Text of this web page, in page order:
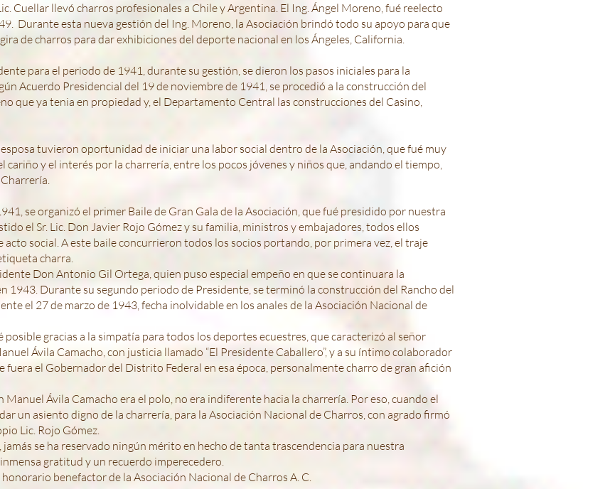
Cuellar llevó charros profesionales a Chile y Argentina. El Ing. Ángel Moreno, fué reelecto
Durante esta nueva gestión del Ing. Moreno, la Asociación brindó todo su apoyo para que
de charros para dar exhibiciones del deporte nacional en los Ángeles, California.
para el periodo de 1941, durante su gestión, se dieron los pasos iniciales para la
Acuerdo Presidencial del 19 de noviembre de 1941, se procedió a la construcción del
que ya tenia en propiedad y, el Departamento Central las construcciones del Casino,
tuvieron oportunidad de iniciar una labor social dentro de la Asociación, que fué muy
y el interés por la charrería, entre los pocos jóvenes y niños que, andando el tiempo,
se organizó el primer Baile de Gran Gala de la Asociación, que fué presidido por nuestra
el Sr. Lic. Don Javier Rojo Gómez y su familia, ministros y embajadores, todos ellos
social. A este baile concurrieron todos los socios portando, por primera vez, el traje
charra.
Don Antonio Gil Ortega, quien puso especial empeño en que se continuara la
1943. Durante su segundo periodo de Presidente, se terminó la construcción del Rancho del
el 27 de marzo de 1943, fecha inolvidable en los anales de la Asociación Nacional de
gracias a la simpatía para todos los deportes ecuestres, que caracterizó al señor
Ávila Camacho, con justicia llamado “El Presidente Caballero”, y a su íntimo colaborador
fuera el Gobernador del Distrito Federal en esa época, personalmente charro de gran afición
Ávila Camacho era el polo, no era indiferente hacia la charrería. Por eso, cuando el
un asiento digno de la charrería, para la Asociación Nacional de Charros, con agrado firmó
Lic. Rojo Gómez.
se ha reservado ningún mérito en hecho de tanta trascendencia para nuestra
gratitud y un recuerdo imperecedero.
benefactor de la Asociación Nacional de Charros A. C.